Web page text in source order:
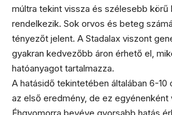
múltra tekint vissza és szélesebb körű
rendelkezik. Sok orvos és beteg
tényezőt jelent. A Stadalax viszont
gyakran kedvezőbb áron érhető el,
hatóanyagot tartalmazza.
A hatásidő tekintetében általában 6-10
az első eredmény, de ez egyénenként
Éhgyomorra bevéve gyorsabb hatás